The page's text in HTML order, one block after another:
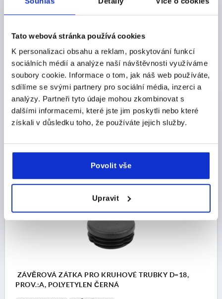
Tato webová stránka používá cookies
K personalizaci obsahu a reklam, poskytování funkcí
sociálních médií a analýze naší návštěvnosti využíváme
soubory cookie. Informace o tom, jak náš web používáte,
sdílíme se svými partnery pro sociální média, inzerci a
analýzy. Partneři tyto údaje mohou zkombinovat s
dalšími informacemi, které jste jim poskytli nebo které
získali v důsledku toho, že používáte jejich služby.
Povolit vše
Upravit
ZÁVĚROVÁ ZÁTKA PRO KRUHOVÉ TRUBKY D=18,
PROV.:A, POLYETYLEN ČERNÁ
PROVEDENÍ=A PRŮMĚR=18
VHODNÉ PRO =Ø18X0,8-2
TYP PROVEDENÍ=KULATÝ
VÝŠKA=5 DÉLKA=11,5
Objednací číslo:K0494.018150
DETAILY
ZÁVĚROVÁ ZÁTKA PRO KRUHOVÉ TRUBKY D=18,
PROV.:A, POLYETYLEN ČERNÁ